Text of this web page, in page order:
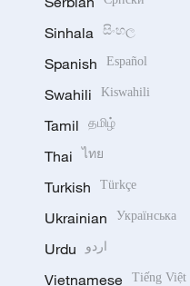
Sinhala සිංහල
Spanish Español
Swahili Kiswahili
Tamil தமிழ்
Thai ไทย
Turkish Türkçe
Ukrainian Українська
Urdu اردو
Vietnamese Tiếng Việt